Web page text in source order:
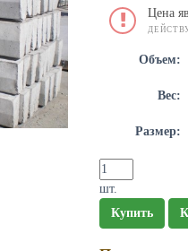
Цена
Объем:
Вес:
Размер:
шт.
Купить